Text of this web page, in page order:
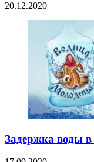
20.12.2020
Задержка воды